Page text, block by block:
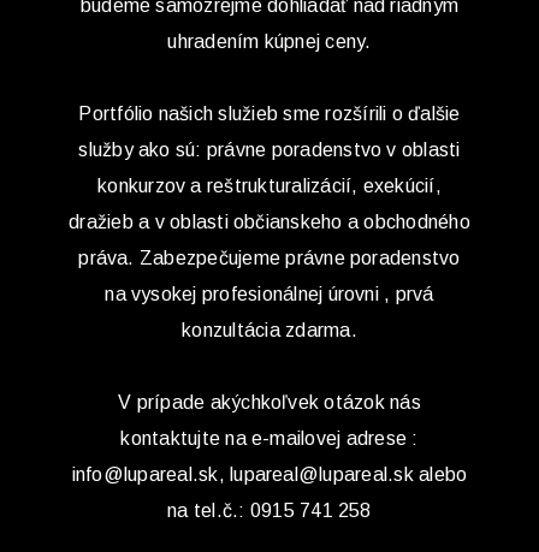
budeme samozrejme dohliadať nad riadnym
uhradením kúpnej ceny.
Portfólio našich služieb sme rozšírili o ďalšie
služby ako sú: právne poradenstvo v oblasti
konkurzov a reštrukturalizácií, exekúcií,
dražieb a v oblasti občianskeho a obchodného
práva. Zabezpečujeme právne poradenstvo
na vysokej profesionálnej úrovni , prvá
konzultácia zdarma.
V prípade akýchkoľvek otázok nás
kontaktujte na e-mailovej adrese :
info@lupareal.sk, lupareal@lupareal.sk alebo
na tel.č.: 0915 741 258